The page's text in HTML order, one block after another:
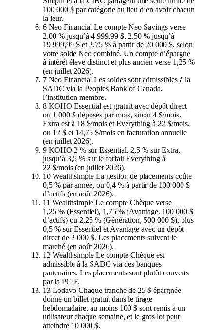
100 000 $ par catégorie au lieu d’en avoir chacun
la leur.
6 Neo Financial Le compte Neo Savings verse
2,00 % jusqu’à 4 999,99 $, 2,50 % jusqu’à
19 999,99 $ et 2,75 % à partir de 20 000 $, selon
votre solde Neo combiné. Un compte d’épargne
à intérêt élevé distinct et plus ancien verse 1,25 %
(en juillet 2026).
7 Neo Financial Les soldes sont admissibles à la
SADC via la Peoples Bank of Canada,
l’institution membre.
8 KOHO Essential est gratuit avec dépôt direct
ou 1 000 $ déposés par mois, sinon 4 $/mois.
Extra est à 18 $/mois et Everything à 22 $/mois,
ou 12 $ et 14,75 $/mois en facturation annuelle
(en juillet 2026).
9 KOHO 2 % sur Essential, 2,5 % sur Extra,
jusqu’à 3,5 % sur le forfait Everything à
22 $/mois (en juillet 2026).
10 Wealthsimple La gestion de placements coûte
0,5 % par année, ou 0,4 % à partir de 100 000 $
d’actifs (en août 2026).
11 Wealthsimple Le compte Chèque verse
1,25 % (Essentiel), 1,75 % (Avantage, 100 000 $
d’actifs) ou 2,25 % (Génération, 500 000 $), plus
0,5 % sur Essentiel et Avantage avec un dépôt
direct de 2 000 $. Les placements suivent le
marché (en août 2026).
12 Wealthsimple Le compte Chèque est
admissible à la SADC via des banques
partenaires. Les placements sont plutôt couverts
par la PCIF.
13 Lodavo Chaque tranche de 25 $ épargnée
donne un billet gratuit dans le tirage
hebdomadaire, au moins 100 $ sont remis à un
utilisateur chaque semaine, et le gros lot peut
atteindre 10 000 $.